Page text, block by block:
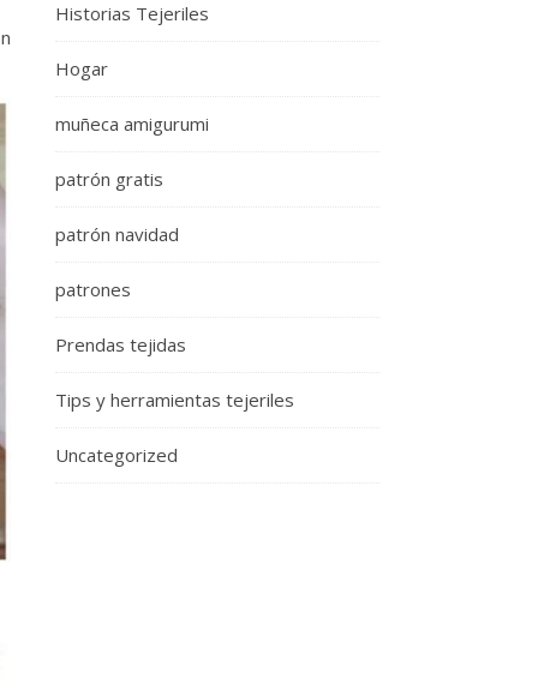
Historias Tejeriles
Hogar
muñeca amigurumi
patrón gratis
patrón navidad
patrones
Prendas tejidas
Tips y herramientas tejeriles
Uncategorized